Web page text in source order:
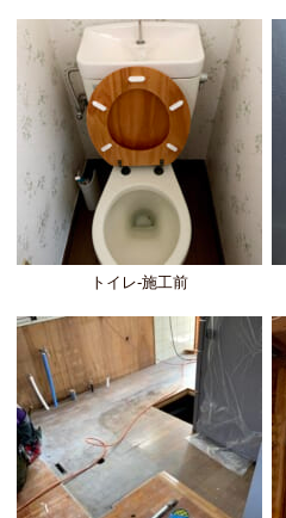
トイレ-施工前